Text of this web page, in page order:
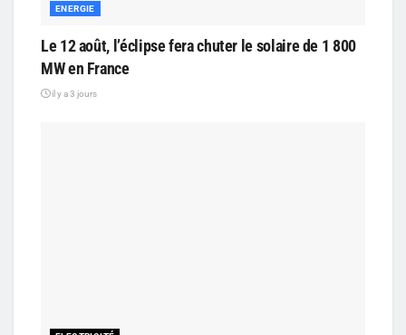
ENERGIE
Le 12 août, l’éclipse fera chuter le solaire de 1 800
MW en France
il y a 3 jours